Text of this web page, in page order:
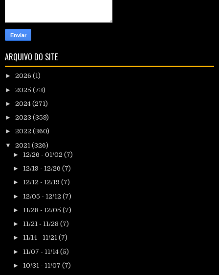
ARQUIVO DO SITE
► 2026 (1)
► 2025 (73)
► 2024 (271)
► 2023 (359)
► 2022 (360)
▼ 2021 (326)
► 12/26 - 01/02 (7)
► 12/19 - 12/26 (7)
► 12/12 - 12/19 (7)
► 12/05 - 12/12 (7)
► 11/28 - 12/05 (7)
► 11/21 - 11/28 (7)
► 11/14 - 11/21 (7)
► 11/07 - 11/14 (5)
► 10/31 - 11/07 (7)